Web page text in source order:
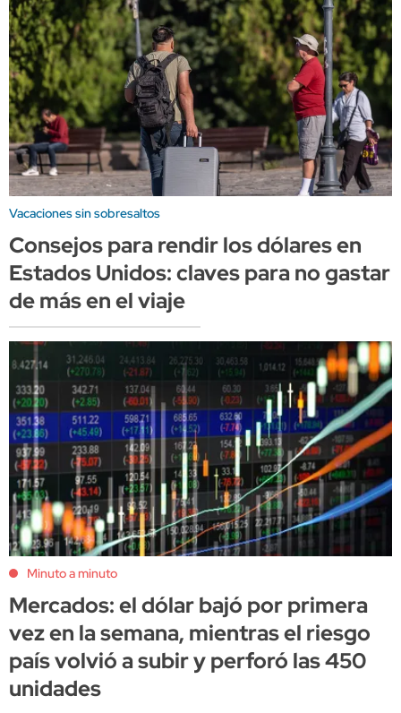
Vacaciones sin sobresaltos
Consejos para rendir los dólares en
Estados Unidos: claves para no gastar
de más en el viaje
Minuto a minuto
Mercados: el dólar bajó por primera
vez en la semana, mientras el riesgo
país volvió a subir y perforó las 450
unidades